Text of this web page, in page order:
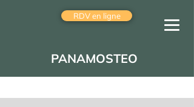
RDV en ligne
PANAMOSTEO